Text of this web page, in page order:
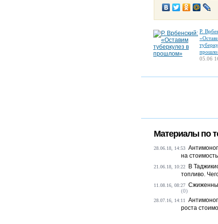
Р.
05.06
Материалы по
28.06.18, 14:53
на
21.06.18, 10:22
В
топливо.
11.08.16, 08:27
(0)
28.07.16, 14:11
роста